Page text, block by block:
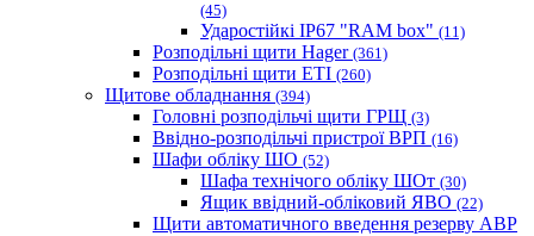
(45)
Ударостійкі IP67 "RAM box" (11)
Розподільні щити Hager (361)
Розподільні щити ETI (260)
Щитове обладнання (394)
Головні розподільчі щити ГРЩ (3)
Ввідно-розподільчі пристрої ВРП (16)
Шафи обліку ШО (52)
Шафа технічого обліку ШОт (30)
Ящик ввідний-обліковий ЯВО (22)
Щити автоматичного введення резерву АВР